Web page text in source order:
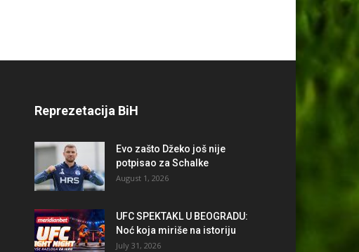
Reprezetacija BiH
Evo zašto Džeko još nije
potpisao za Schalke
August 1, 2026
UFC SPEKTAKL U BEOGRADU:
Noć koja miriše na istoriju
July 31, 2026